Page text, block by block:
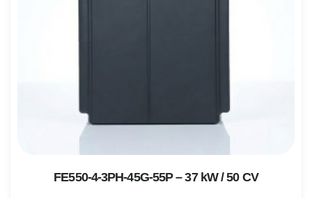
FE550-4-3PH-45G-55P – 37 kW / 50 CV